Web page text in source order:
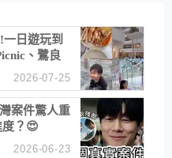
日遊玩到
、鷺良
拍攝地、漢
2026-07-25
案件驚人重
？😍
2026-06-23